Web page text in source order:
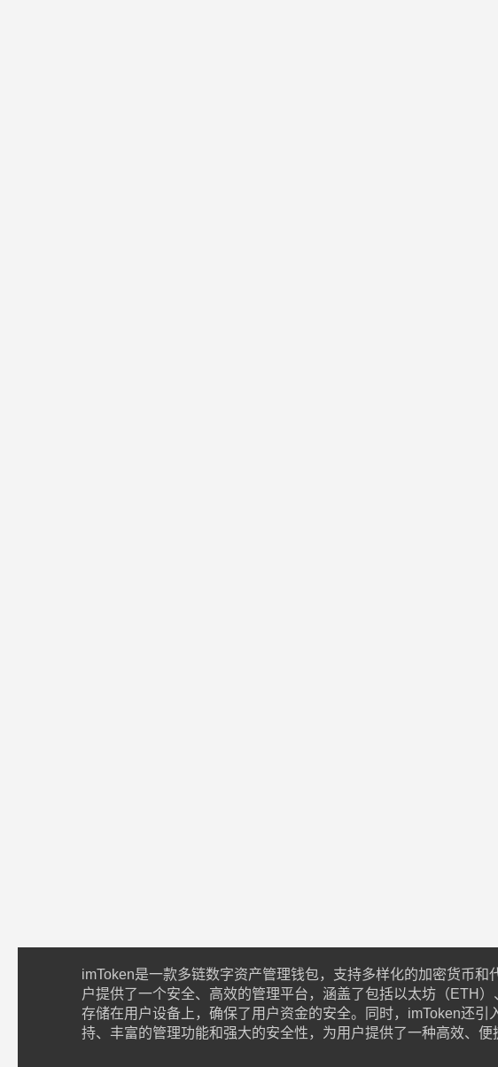
imToken是一款多链数字资产管理钱包，支持多样化的加密货币
户提供了一个安全、高效的管理平台，涵盖了包括以太坊（ETH
存储在用户设备上，确保了用户资金的安全。同时，imToken还
持、丰富的管理功能和强大的安全性，为用户提供了一种高效、